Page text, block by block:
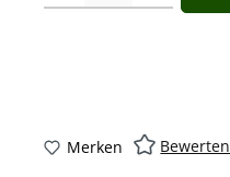
Merken Bewerten